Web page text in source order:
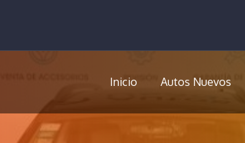
Inicio Autos Nuevos